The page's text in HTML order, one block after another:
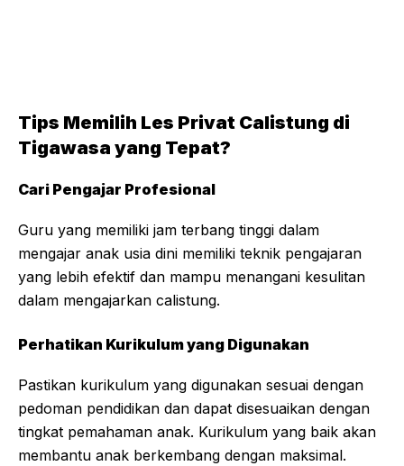
Tips Memilih Les Privat Calistung di
Tigawasa yang Tepat?
Cari Pengajar Profesional
Guru yang memiliki jam terbang tinggi dalam
mengajar anak usia dini memiliki teknik pengajaran
yang lebih efektif dan mampu menangani kesulitan
dalam mengajarkan calistung.
Perhatikan Kurikulum yang Digunakan
Pastikan kurikulum yang digunakan sesuai dengan
pedoman pendidikan dan dapat disesuaikan dengan
tingkat pemahaman anak. Kurikulum yang baik akan
membantu anak berkembang dengan maksimal.